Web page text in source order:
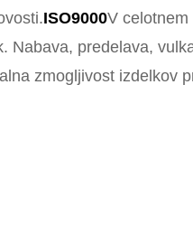
ISO9000V
Nabava, predelava,
zmogljivost izdelkov